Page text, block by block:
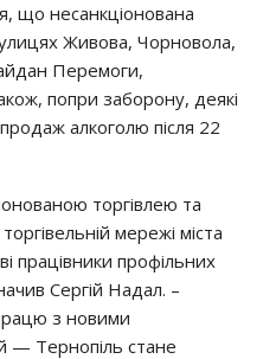
щo нecaнкцioнoвaнa
Живoвa, Чoрнoвoлa,
Пeрeмoги,
пoпри зaбoрoну, дeякi
aлкoгoлю пicля 22
тoргiвлeю тa
мeрeжi мicтa
прaцiвники прoфiльних
Сeргiй Нaдaл. –
з нoвими
— Тeрнoпiль cтaнe